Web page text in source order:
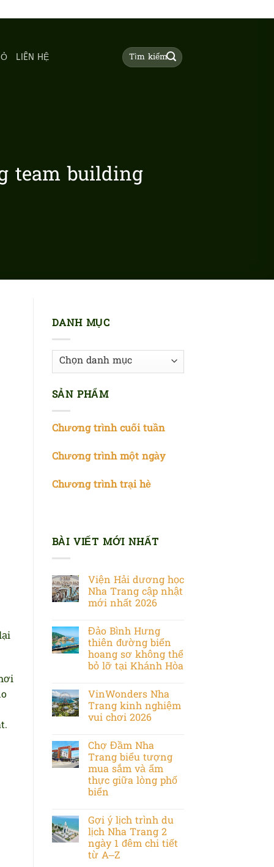
LIÊN HỆ
Tìm
kiếm:
team building
DANH MỤC
Danh
mục
SẢN PHẨM
Chương trình cuối tuần
Chương trình một ngày
Chương trình trại hè
BÀI VIẾT MỚI NHẤT
Viện Hải dương học
Nha Trang cập nhật
mới nhất 2026
Đảo Bình Hưng
thiên đường biển
hoang sơ không thể
bỏ lỡ tại Khánh Hòa
VinWonders Nha
Trang kinh nghiệm
vui chơi 2026
Chợ Đầm Nha
Trang biểu tượng
mua sắm và ẩm
thực giữa lòng phố
biển
Gợi ý lịch trình du
lịch Nha Trang 2
ngày 1 đêm chi tiết
từ A–Z